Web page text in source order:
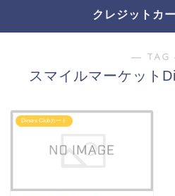
クレジットカ
― TAG
スマイルマーケット
Diners Clubカード